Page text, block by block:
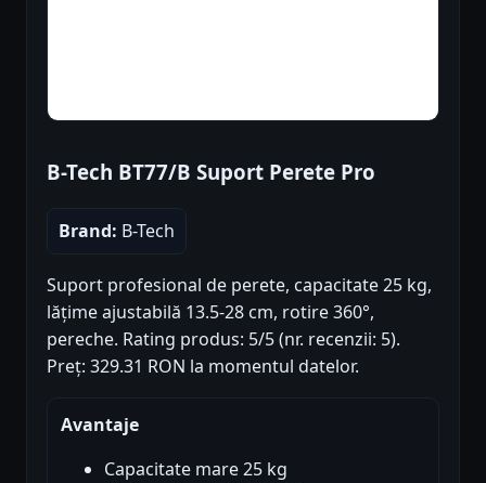
B-Tech BT77/B Suport Perete Pro
Brand: B-Tech
Suport profesional de perete, capacitate 25 kg,
lățime ajustabilă 13.5-28 cm, rotire 360°,
pereche. Rating produs: 5/5 (nr. recenzii: 5).
Preț: 329.31 RON la momentul datelor.
Avantaje
Capacitate mare 25 kg